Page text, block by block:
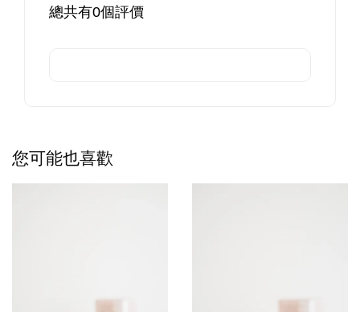
總共有0個評價
您可能也喜歡